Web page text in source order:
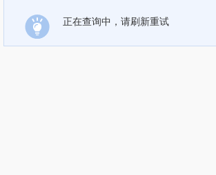
正在查询中，请刷新重试